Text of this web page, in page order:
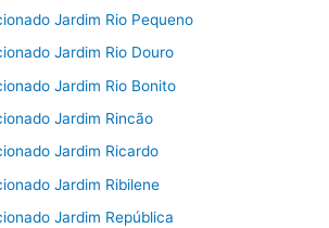
Jardim Rio Pequeno
Jardim Rio Douro
Jardim Rio Bonito
Jardim Rincão
Jardim Ricardo
Jardim Ribilene
Jardim República